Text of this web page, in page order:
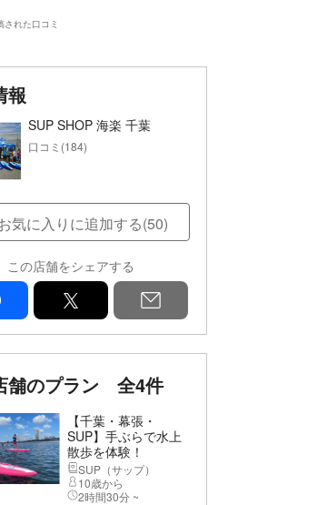
れた口コミ
報
SUP SHOP 海楽 千葉
口コミ(184)
気に入りに追加する(50)
この店舗をシェアする
facebook
舗のプラン 全4件
【千葉・幕張・
SUP】手ぶらで水上
散歩を体験！
SUP（サップ）
10歳から
2時間30分 ~